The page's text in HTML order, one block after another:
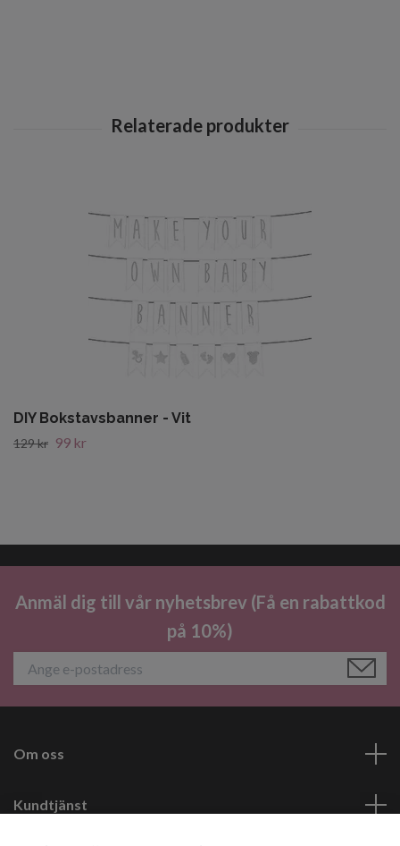
DIY Bokstavsbanner - Vit
129 kr 99 kr
Anmäl dig till vår nyhetsbrev (Få en rabattkod
på 10%)
Om oss
Kundtjänst